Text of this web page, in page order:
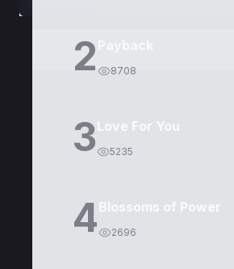
2 8708
3Love For You
5235
4Blossoms of Power
2696